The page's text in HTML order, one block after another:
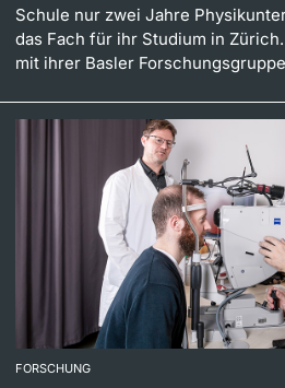
Schule nur zwei Jahre
das Fach für ihr Studium in
mit ihrer Basler
FORSCHUNG